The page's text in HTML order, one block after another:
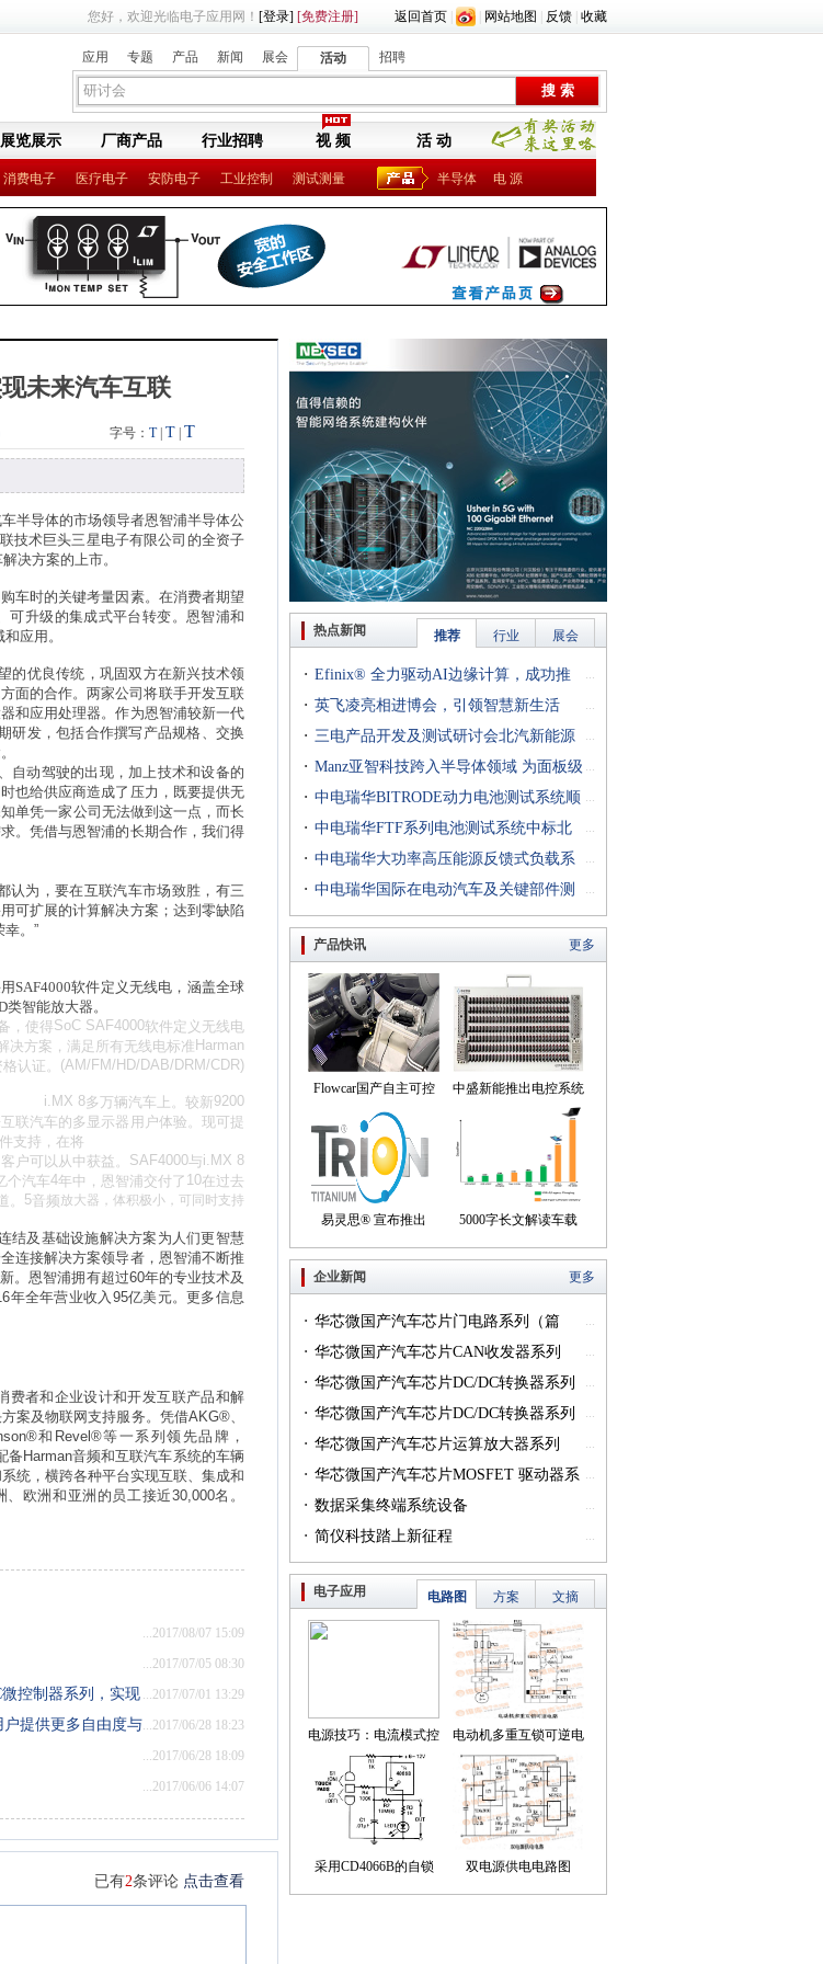
您好，欢迎光临电子应用网！ [登录] [免费注册] 返回首页 网站地图 反馈 收藏
应用 专题 产品 新闻 展会 活动 招聘
展览展示 厂商产品 行业招聘 视 频 活 动
消费电子 医疗电子 安防电子 工业控制 测试测量 半导体 电 源
未来汽车互联
字号： T| T T
半导体的市场领导者恩智浦半导体公
技术巨头三星电子有限公司的全资子
决方案的上市。
车时的关键考量因素。在消费者期望
可升级的集成式平台转变。恩智浦和
应用。
的优良传统，巩固双方在新兴技术领
面的合作。两家公司将联手开发互联
和应用处理器。作为恩智浦较新一代
研发，包括合作撰写产品规格、交换
自动驾驶的出现，加上技术和设备的
也给供应商造成了压力，既要提供无
单凭一家公司无法做到这一点，而长
。凭借与恩智浦的长期合作，我们得
认为，要在互联汽车市场致胜，有三
可扩展的计算解决方案；达到零缺陷
。 ”
SAF4000软件定义无线电，涵盖全球
类智能放大器。
软件定义无线电
SoC SAF4000
，使得
Harman
决方案，满足所有无线电标准
(AM/FM/HD/DAB/DRM/CDR)
认证。
9200
多万辆汽车上。较新
i.MX 8
联汽车的多显示器用户体验。现可提
支持，在将
i.MX 8
与
SAF4000
户可以从中获益。
在过去
10
年中，恩智浦交付了
4
个汽车
音频放大器，体积极小，可同时支持
5
。
结及基础设施解决方案为人们更智慧
连接解决方案领导者，恩智浦不断推
。恩智浦拥有超过60年的专业技术及
年全年营业收入 95亿美元。更多信息
费者和企业设计和开发互联产品和解
案及物联网支持服务。凭借AKG®、
和 Revel®等一系列领先品牌，
备 Harman音频和互联汽车系统的车辆
统，横跨各种平台实现互联、集成和
、欧洲和亚洲的员工接近30,000名。
...2017/08/07 15:09
...2017/07/05 08:30
...2017/07/01 13:29
控制器系列，实现
...2017/06/28 18:23
提供更多自由度与
...2017/06/28 18:09
...2017/06/06 14:07
已有2条评论 点击查看
热点新闻 展会
行业
推荐
...
· Efinix® 全力驱动AI边缘计算，成功推
出Trion™ T20 FPGA样品, 同时将产品扩展
到二十万逻辑单元的T200 FPGA
...
· 英飞凌亮相进博会，引领智慧新生活
...
· 三电产品开发及测试研讨会北汽新能源
专场成功举行
...
· Manz亚智科技跨入半导体领域 为面板级
扇出型封装提供化学湿制程、涂布及激光应
用等生产设备解决方案
...
· 中电瑞华BITRODE动力电池测试系统顺
利交付北汽新能源
...
· 中电瑞华FTF系列电池测试系统中标北
京新能源汽车股份有限公司
...
· 中电瑞华大功率高压能源反馈式负载系
统成功交付中电熊猫
...
· 中电瑞华国际在电动汽车及关键部件测
评研讨会上演绎先进测评技术
产品快讯 更多
Flowcar国产自主可控
自动驾驶机器人来到我
们身边
中盛新能推出电控系统
控制器BOB集成断线
易灵思® 宣布推出
Trion® Titanium FPGA
系列
5000字长文解读车载
USB供电的方方面面
企业新闻
更多
...
· 华芯微国产汽车芯片门电路系列（篇
一）
...
· 华芯微国产汽车芯片CAN收发器系列
（篇一）
...
· 华芯微国产汽车芯片DC/DC转换器系列
...
· 华芯微国产汽车芯片DC/DC转换器系列
...
· 华芯微国产汽车芯片运算放大器系列
（篇一）
...
· 华芯微国产汽车芯片MOSFET 驱动器系
列（篇一）
...
· 数据采集终端系统设备
...
· 简仪科技踏上新征程
电子应用 文摘
方案
电路图
电源技巧：电流模式控
制简化了对降压LED稳
压器的补偿
电动机多重互锁可逆电
路
采用CD4066B的自锁
式触摸开关电路
双电源供电电路图